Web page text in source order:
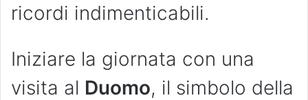
ricordi indimenticabili.
Iniziare la giornata con una
visita al Duomo, il simbolo della